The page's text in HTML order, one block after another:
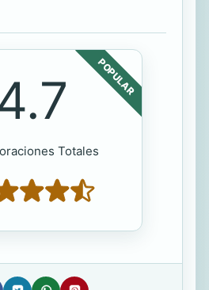
POPULAR
Totales